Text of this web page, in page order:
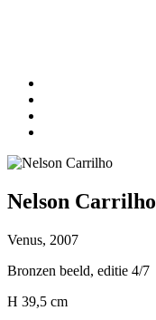
Nelson Carrilho
Venus, 2007
Bronzen beeld, editie 4/7
H 39,5 cm